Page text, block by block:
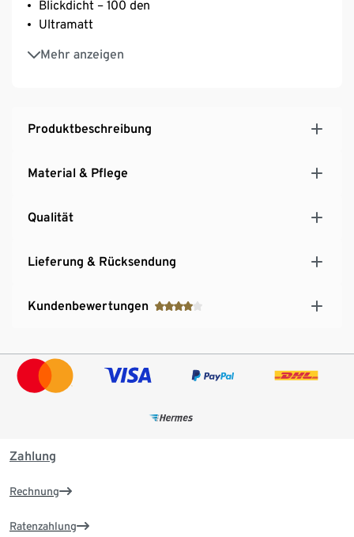
Blickdicht – 100 den
Ultramatt
Mehr anzeigen
Flache Nähte
Ab Gr. 48/50 mit Komfortzwickel
Produktbeschreibung
Material & Pflege
Qualität
Lieferung & Rücksendung
Kundenbewertungen
Zahlung
Rechnung
Ratenzahlung